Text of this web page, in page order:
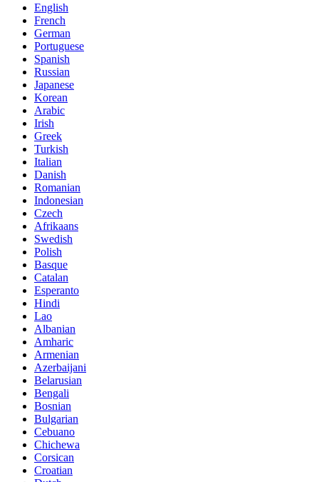
English
French
German
Portuguese
Spanish
Russian
Japanese
Korean
Arabic
Irish
Greek
Turkish
Italian
Danish
Romanian
Indonesian
Czech
Afrikaans
Swedish
Polish
Basque
Catalan
Esperanto
Hindi
Lao
Albanian
Amharic
Armenian
Azerbaijani
Belarusian
Bengali
Bosnian
Bulgarian
Cebuano
Chichewa
Corsican
Croatian